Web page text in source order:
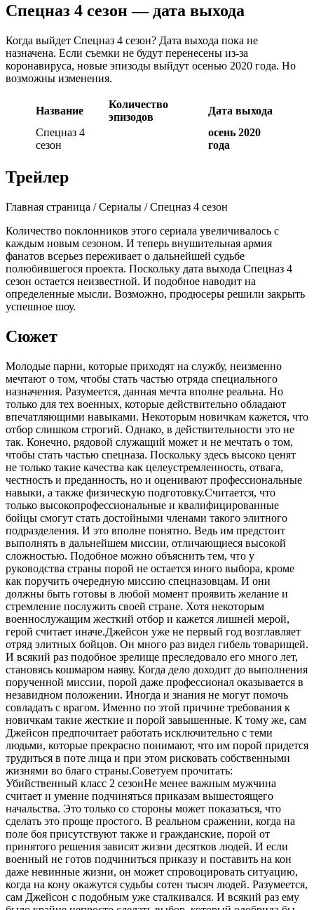
Спецназ 4 сезон — дата выхода
Когда выйдет Спецназ 4 сезон? Дата выхода пока не
назначена. Если съемки не будут перенесены из-за
коронавируса, новые эпизоды выйдут осенью 2020 года. Но
возможны изменения.
Название
Количество
эпизодов
Дата выхода
Спецназ 4
сезон
осень 2020
года
Трейлер
Главная страница / Сериалы / Спецназ 4 сезон
Количество поклонников этого сериала увеличивалось с
каждым новым сезоном. И теперь внушительная армия
фанатов всерьез переживает о дальнейшей судьбе
полюбившегося проекта. Поскольку дата выхода Спецназ 4
сезон остается неизвестной. И подобное наводит на
определенные мысли. Возможно, продюсеры решили закрыть
успешное шоу.
Сюжет
Молодые парни, которые приходят на службу, неизменно
мечтают о том, чтобы стать частью отряда специального
назначения. Разумеется, данная мечта вполне реальна. Но
только для тех военных, которые действительно обладают
впечатляющими навыками. Некоторым новичкам кажется, что
отбор слишком строгий. Однако, в действительности это не
так. Конечно, рядовой служащий может и не мечтать о том,
чтобы стать частью спецназа. Поскольку здесь высоко ценят
не только такие качества как целеустремленность, отвага,
честность и преданность, но и оценивают профессиональные
навыки, а также физическую подготовку.Считается, что
только высокопрофессиональные и квалифицированные
бойцы смогут стать достойными членами такого элитного
подразделения. И это вполне понятно. Ведь им предстоит
выполнять в дальнейшем миссии, отличающиеся высокой
сложностью. Подобное можно объяснить тем, что у
руководства страны порой не остается иного выбора, кроме
как поручить очередную миссию спецназовцам. И они
должны быть готовы в любой момент проявить желание и
стремление послужить своей стране. Хотя некоторым
военнослужащим жесткий отбор и кажется лишней мерой,
герой считает иначе.Джейсон уже не первый год возглавляет
отряд элитных бойцов. Он много раз видел гибель товарищей.
И всякий раз подобное зрелище преследовало его много лет,
становясь кошмаром наяву. Когда дело доходит до выполнения
порученной миссии, порой даже профессионал оказывается в
незавидном положении. Иногда и знания не могут помочь
совладать с врагом. Именно по этой причине требования к
новичкам такие жесткие и порой завышенные. К тому же, сам
Джейсон предпочитает работать исключительно с теми
людьми, которые прекрасно понимают, что им порой придется
трудиться в поте лица и при этом рисковать собственными
жизнями во благо страны.Советуем прочитать:
Убийственный класс 2 сезонНе менее важным мужчина
считает и умение подчиняться приказам вышестоящего
начальства. Это только со стороны может показаться, что
сделать это проще простого. В реальном сражении, когда на
поле боя присутствуют также и гражданские, порой от
принятого решения зависят жизни десятков людей. И если
военный не готов подчиниться приказу и поставить на кон
даже невинные жизни, он может спровоцировать ситуацию,
когда на кону окажутся судьбы сотен тысяч людей. Разумеется,
сам Джейсон с подобным уже сталкивался. И всякий раз ему